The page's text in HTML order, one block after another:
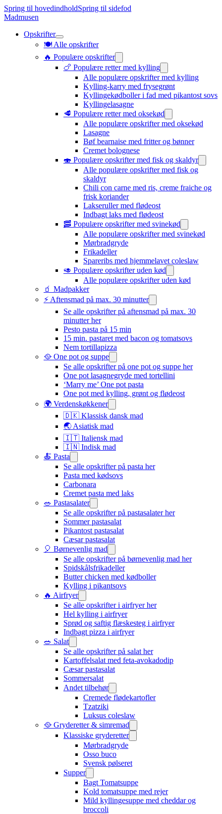
Spring til hovedindholdSpring til sidefod
Madmusen
Opskrifter
🍽️ Alle opskrifter
🔥 Populære opskrifter
🍗 Populære retter med kylling
Alle populære opskrifter med kylling
Kylling-karry med frysegrønt
Kyllingekødboller i fad med pikantost sovs
Kyllingelasagne
🥩 Populære retter med oksekød
Alle populære opskrifter med oksekød
Lasagne
Bøf bearnaise med fritter og bønner
Cremet bolognese
🍣 Populære opskrifter med fisk og skaldyr
Alle populære opskrifter med fisk og
skaldyr
Chili con carne med ris, creme fraiche og
frisk koriander
Lakseruller med flødeost
Indbagt laks med flødeost
🥓 Populære opskrifter med svinekød
Alle populære opskrifter med svinekød
Mørbradgryde
Frikadeller
Spareribs med hjemmelavet coleslaw
🥑 Populære opskrifter uden kød
Alle populære opskrifter uden kød
🧃 Madpakker
⚡ Aftensmad på max. 30 minutter
Se alle opskrifter på aftensmad på max. 30
minutter her
Pesto pasta på 15 min
15 min. pastaret med bacon og tomatsovs
Nem tortillapizza
🥘 One pot og suppe
Se alle opskrifter på one pot og suppe her
One pot lasagnegryde med tortellini
‘Marry me’ One pot pasta
One pot med kylling, grønt og flødeost
🌍 Verdenskøkkener
🇩🇰 Klassisk dansk mad
🌏 Asiatisk mad
🇮🇹 Italiensk mad​
🇮🇳 Indisk mad​
🍝 Pasta
Se alle opskrifter på pasta her
Pasta med kødsovs
Carbonara
Cremet pasta med laks
🥗 Pastasalater
Se alle opskrifter på pastasalater her
Sommer pastasalat
Pikantost pastasalat
Cæsar pastasalat
🎈 Børnevenlig mad
Se alle opskrifter på børnevenlig mad her
Spidskålsfrikadeller
Butter chicken med kødboller
Kylling i pikantsovs
🔥 Airfryer
Se alle opskrifter i airfryer her
Hel kylling i airfryer
Sprød og saftig flæskesteg i airfryer
Indbagt pizza i airfryer
🥗 Salat
Se alle opskrifter på salat her
Kartoffelsalat med feta-avokadodip
Cæsar pastasalat
Sommersalat
Andet tilbehør
Cremede flødekartofler
Tzatziki
Luksus coleslaw
🥘 Gryderetter & simremad
Klassiske gryderetter
Mørbradgryde
Osso buco
Svensk pølseret
Supper
Bagt Tomatsuppe
Kold tomatsuppe med rejer
Mild kyllingesuppe med cheddar og
broccoli